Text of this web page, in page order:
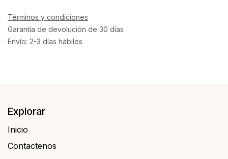
Términos y condiciones
Garantía de devolución de 30 días
Envío: 2-3 días hábiles
Explorar
Inicio
Contactenos​​